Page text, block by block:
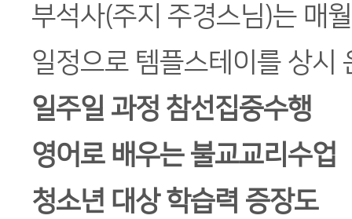
부석사(주지 주경스님)는 매
일정으로 템플스테이를 상시
일주일 과정 참선집중수행
영어로 배우는 불교교리수업
청소년 대상 학습력 증장도